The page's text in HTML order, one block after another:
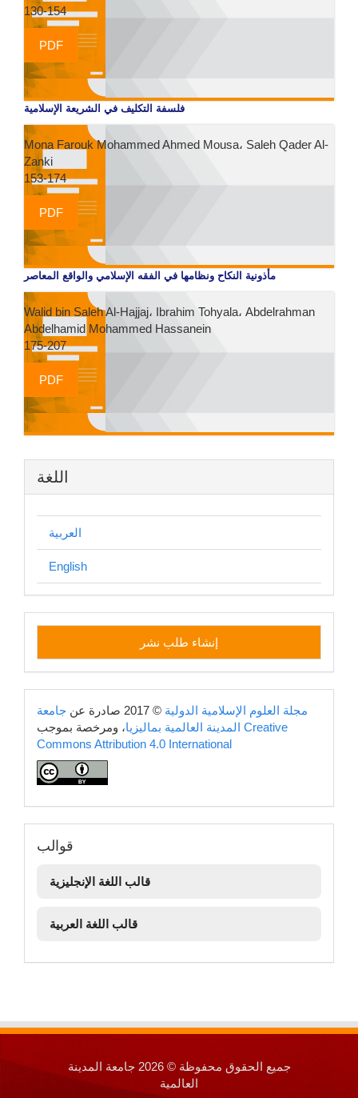
130-154
PDF
فلسفة التكليف في الشريعة الإسلامية
Mona Farouk Mohammed Ahmed Mousa، Saleh Qader Al-
Zanki
153-174
PDF
مأذونية النكاح ونظامها في الفقه الإسلامي والواقع المعاصر
Walid bin Saleh Al-Hajjaj، Ibrahim Tohyala، Abdelrahman
Abdelhamid Mohammed Hassanein
175-207
PDF
اللغة
العربية
English
إنشاء
طلب
نشر
إنشاء طلب نشر
copyright مجلة العلوم الإسلامية الدولية © 2017 صادرة عن
جامعة
المدينة العالمية بماليزيا Creative
Commons Attribution 4.0 International
قوالب
قوالب
قالب اللغة الإنجليزية
قالب اللغة العربية
جميع الحقوق محفوظة © 2026 جامعة المدينة
العالمية